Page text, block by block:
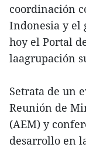
coordinación
Indonesia y el
hoy el Portal
laagrupación
Setrata de un
Reunión de
(AEM) y
desarrollo en